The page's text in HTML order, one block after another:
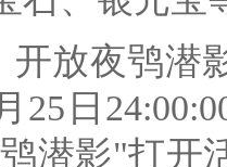
开放夜鸮潜
25日
潜影"打开